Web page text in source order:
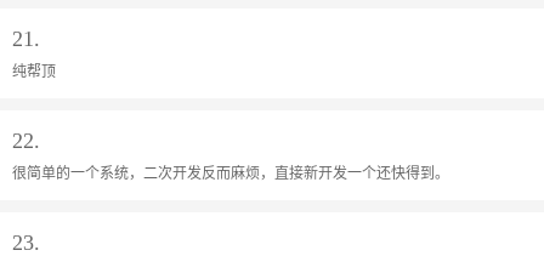
21.
纯帮顶
22.
很简单的一个系统，二次开发反而麻烦，直接新开发一个还快得到。
23.